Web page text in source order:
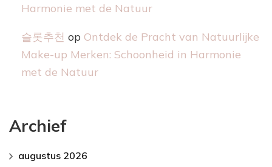
Harmonie met de Natuur
슬롯추천 op Ontdek de Pracht van Natuurlijke
Make-up Merken: Schoonheid in Harmonie
met de Natuur
Archief
augustus 2026